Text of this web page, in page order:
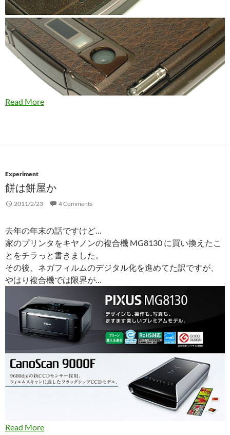
Read More
Experiment
餅は餅屋か
2011/2/23 4 Comments
去年の年末の話ですけど…
家のプリンタをキヤノンの複合機 MG8130 に買い換えたこ
とをチラっと書きました。
その後、ネガフィルムのデジタル化を進めてた訳ですが、
やはり複合機では限界が…
Read More